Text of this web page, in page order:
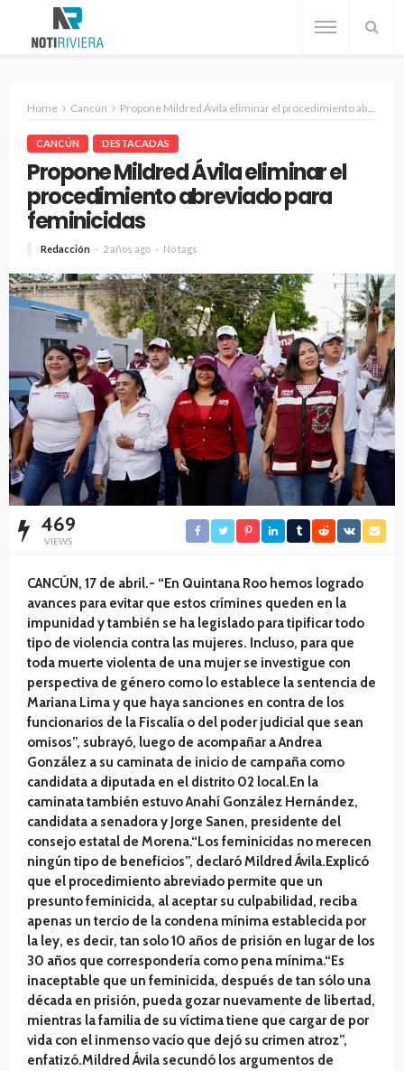
Home Cancún Propone Mildred Ávila eliminar el procedimiento abreviado para feminicidas
CANCÚN DESTACADAS
Propone Mildred Ávila eliminar el
procedimiento abreviado para
feminicidas
Redacción 2 años ago No tags
469
VIEWS
CANCÚN, 17 de abril.- “En Quintana Roo hemos logrado
avances para evitar que estos crímines queden en la
impunidad y también se ha legislado para tipificar todo
tipo de violencia contra las mujeres. Incluso, para que
toda muerte violenta de una mujer se investigue con
perspectiva de género como lo establece la sentencia de
Mariana Lima y que haya sanciones en contra de los
funcionarios de la Fiscalía o del poder judicial que sean
omisos”, subrayó, luego de acompañar a Andrea
González a su caminata de inicio de campaña como
candidata a diputada en el distrito 02 local.En la
caminata también estuvo Anahí González Hernández,
candidata a senadora y Jorge Sanen, presidente del
consejo estatal de Morena.“Los feminicidas no merecen
ningún tipo de beneficios”, declaró Mildred Ávila.Explicó
que el procedimiento abreviado permite que un
presunto feminicida, al aceptar su culpabilidad, reciba
apenas un tercio de la condena mínima establecida por
la ley, es decir, tan solo 10 años de prisión en lugar de los
30 años que correspondería como pena mínima.“Es
inaceptable que un feminicida, después de tan sólo una
década en prisión, pueda gozar nuevamente de libertad,
mientras la familia de su víctima tiene que cargar de por
vida con el inmenso vacío que dejó su crimen atroz”,
enfatizó.Mildred Ávila secundó los argumentos de